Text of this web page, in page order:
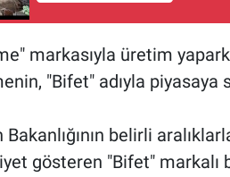
markasıyla üretim
"Bifet" adıyla
Bakanlığının belirli
gösteren "Bifet" markalı